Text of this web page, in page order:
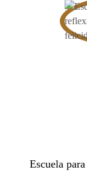
Escuela